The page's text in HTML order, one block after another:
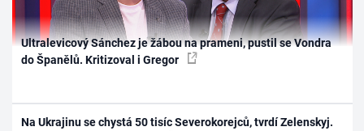
Ultralevicový Sánchez je žábou na prameni, pustil se Vondra
do Španělů. Kritizoval i Gregor
Na Ukrajinu se chystá 50 tisíc Severokorejců, tvrdí Zelenskyj.